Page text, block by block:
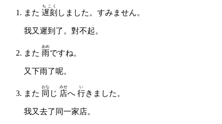
また 遅刻
ちこく
しました。すみません。
我又遲到了。對不起。
また 雨
あめ
ですね。
又下雨了呢。
また 同
おな
じ 店
みせ
へ 行
い
きました。
我又去了同一家店。